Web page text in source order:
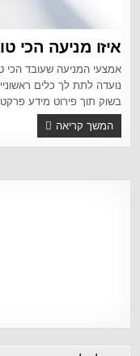
איזו מניעה הכי
אמצעי המניעה שעובד
נועדה לתת לך כלים
בשוק תוך פירוט מידע
המשך קריאה